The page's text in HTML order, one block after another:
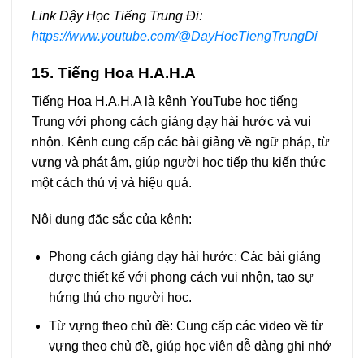
Link Dậy Học Tiếng Trung Đi:
https://www.youtube.com/@DayHocTiengTrungDi
15. Tiếng Hoa H.A.H.A
Tiếng Hoa H.A.H.A là kênh YouTube học tiếng
Trung với phong cách giảng dạy hài hước và vui
nhộn. Kênh cung cấp các bài giảng về ngữ pháp, từ
vựng và phát âm, giúp người học tiếp thu kiến thức
một cách thú vị và hiệu quả.
Nội dung đặc sắc của kênh:
Phong cách giảng dạy hài hước: Các bài giảng
được thiết kế với phong cách vui nhộn, tạo sự
hứng thú cho người học.
Từ vựng theo chủ đề: Cung cấp các video về từ
vựng theo chủ đề, giúp học viên dễ dàng ghi nhớ